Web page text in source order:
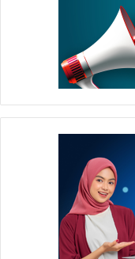
penyimpanan kardus
Satimpo Berhias.
pengadaan mesin,
optimalisasi
pengepresan
kardus akan lebih